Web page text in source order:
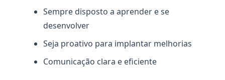
Sempre disposto a aprender e se
desenvolver
Seja proativo para implantar melhorias
Comunicação clara e eficiente